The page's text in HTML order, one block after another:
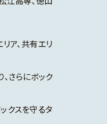
ア、共有エリ
さらにボック
クスを守るタ